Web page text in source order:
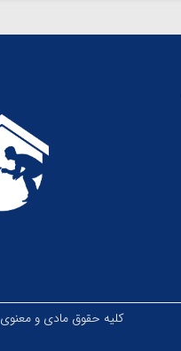
کلیه حقوق مادی و